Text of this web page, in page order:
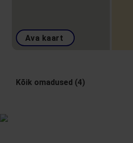
Ava kaart
Kõik omadused (4)